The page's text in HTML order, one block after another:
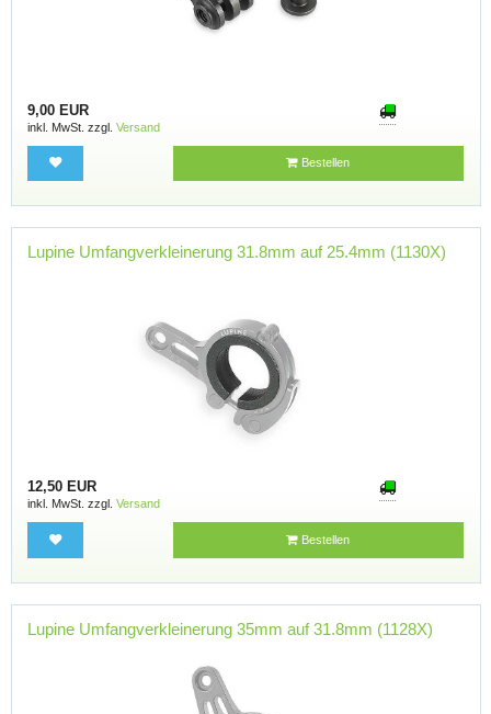
9,00 EUR
inkl. MwSt. zzgl. Versand
Bestellen
Lupine Umfangverkleinerung 31.8mm auf 25.4mm (1130X)
12,50 EUR
inkl. MwSt. zzgl. Versand
Bestellen
Lupine Umfangverkleinerung 35mm auf 31.8mm (1128X)